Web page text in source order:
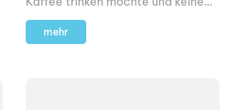
Handfilter hat.
mehr